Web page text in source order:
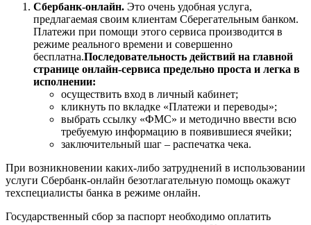
Сбербанк-онлайн. Это очень удобная услуга,
предлагаемая своим клиентам Сберегательным банком.
Платежи при помощи этого сервиса производится в
режиме реального времени и совершенно
бесплатна.Последовательность действий на главной
странице онлайн-сервиса предельно проста и легка в
исполнении:
осуществить вход в личный кабинет;
кликнуть по вкладке «Платежи и переводы»;
выбрать ссылку «ФМС» и методично ввести всю
требуемую информацию в появившиеся ячейки;
заключительный шаг – распечатка чека.
При возникновении каких-либо затруднений в использовании
услуги Сбербанк-онлайн безотлагательную помощь окажут
техспециалисты банка в режиме онлайн.
Государственный сбор за паспорт необходимо оплатить